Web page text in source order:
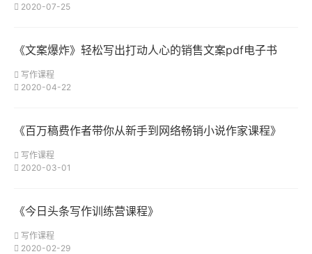
2020-07-25
《文案爆炸》轻松写出打动人心的销售文案pdf电子书
写作课程
2020-04-22
《百万稿费作者带你从新手到网络畅销小说作家课程》
写作课程
2020-03-01
《今日头条写作训练营课程》
写作课程
2020-02-29